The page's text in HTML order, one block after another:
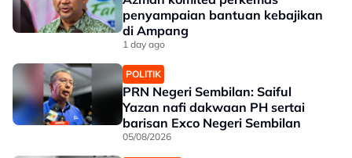
penyampaian bantuan kebajikan
di Ampang
1 day ago
POLITIK
PRN Negeri Sembilan: Saiful
Yazan nafi dakwaan PH sertai
barisan Exco Negeri Sembilan
05/08/2026